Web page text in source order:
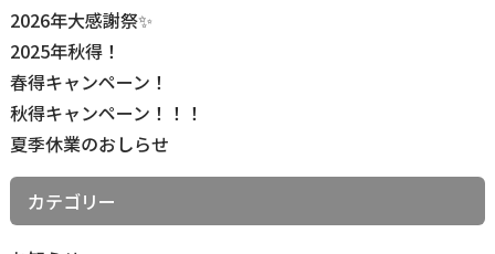
2026年大感謝祭✨
2025年秋得！
春得キャンペーン！
秋得キャンペーン！！！
夏季休業のおしらせ
カテゴリー